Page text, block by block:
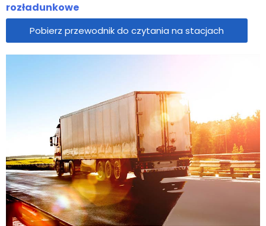
rozładunkowe
Pobierz przewodnik do czytania na stacjach